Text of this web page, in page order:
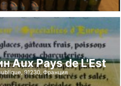
Aux Pays de L'Est
91230, Франция